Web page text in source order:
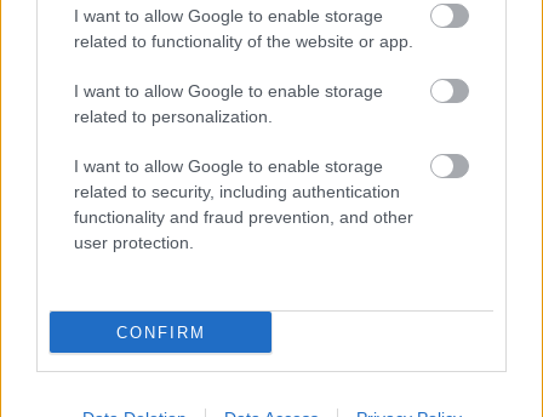
I want to allow Google to enable storage
related to functionality of the website or app.
I want to allow Google to enable storage
related to personalization.
I want to allow Google to enable storage
related to security, including authentication
functionality and fraud prevention, and other
user protection.
CONFIRM
"Csak engedjenek át a határon,
jövünk!"
mtothorsi 2020. július 13.
Augusztus 21. és 29. között, a tervezett és már
meghirdetett versenyprogrammal, magas művészi